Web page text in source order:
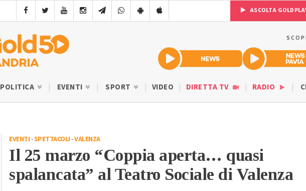
ASCOLTA
POLITICA EVENTI SPORT VIDEO DIRETTA TV RADIO
EVENTI-SPETTACOLI-VALENZA
Il 25 marzo “Coppia aperta… quasi
spalancata” al Teatro Sociale di Valenza